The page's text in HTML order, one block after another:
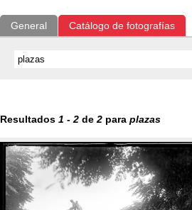
General Catálogo de fotografías
Resultados 1 - 2 de 2 para plazas